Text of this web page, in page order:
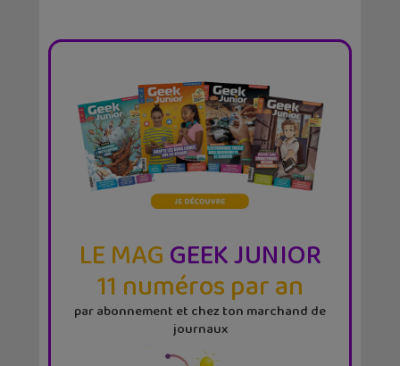
LE MAGGEEK JUNIOR
11 numéros par an
par abonnement et chez ton marchand de
journaux